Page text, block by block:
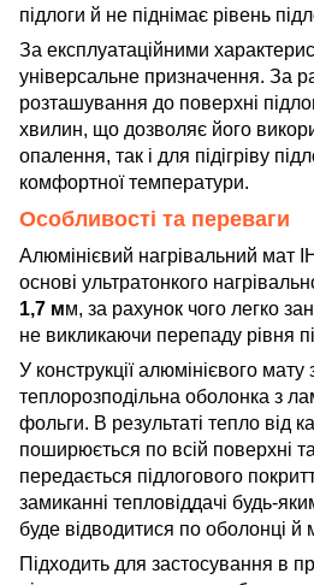
підлоги й не піднімає рівень
За експлуатаційними
універсальне призначення. За
розташування до поверхні
хвилин, що дозволяє його
опалення, так і для підігріву
комфортної температури.
Особливості та переваги
Алюмінієвий нагрівальний мат
основі ультратонкого
1,7 мм, за рахунок чого легко
не викликаючи перепаду рівня
У конструкції алюмінієвого мату
теплорозподільна оболонка з
фольги. В результаті тепло від
поширюється по всій поверхні
передається підлогового
замиканні тепловіддачі будь-
буде відводитися по оболонці й
Підходить для застосування в